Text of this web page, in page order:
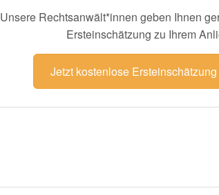
Unsere Rechtsanwält*innen geben Ihnen
Ersteinschätzung zu Ihrem
Jetzt kostenlose